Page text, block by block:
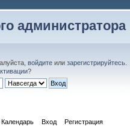
администратора
войдите или зарегистрируйтесь
?
Календарь Вход Регистрация